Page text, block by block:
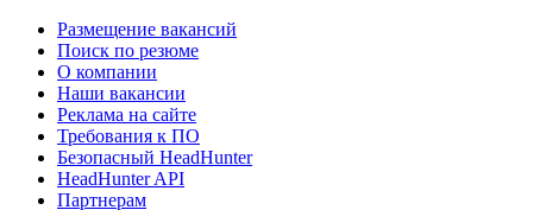
Размещение вакансий
Поиск по резюме
О компании
Наши вакансии
Реклама на сайте
Требования к ПО
Безопасный HeadHunter
HeadHunter API
Партнерам